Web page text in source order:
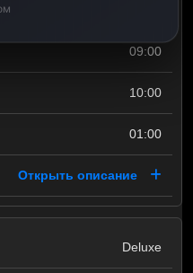
09:00
10:00
01:00
Открыть описание
Deluxe